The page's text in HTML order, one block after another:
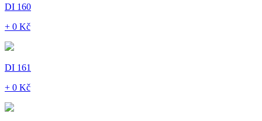
DI 160
+ 0 Kč
DI 161
+ 0 Kč